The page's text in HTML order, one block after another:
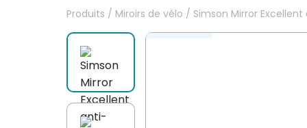
Produits / Miroirs de vélo / Simson Mirror